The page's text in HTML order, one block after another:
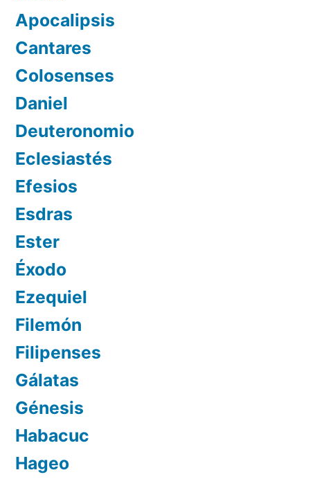
Apocalipsis
Cantares
Colosenses
Daniel
Deuteronomio
Eclesiastés
Efesios
Esdras
Ester
Éxodo
Ezequiel
Filemón
Filipenses
Gálatas
Génesis
Habacuc
Hageo